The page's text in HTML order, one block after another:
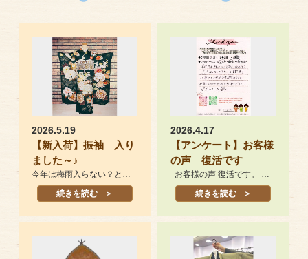
2026.5.19
【新入荷】振袖 入り
ました～♪
今年は梅雨入らない？というくらい暑い日が続いていますがいかがお過ごしでしょうか そんな…
続きを読む
2026.4.17
【アンケート】お客様
の声 復活です
お客様の声 復活です。 当店をご利用のお客様に、ご利用の感想をお寄せいただき それをま…
続きを読む